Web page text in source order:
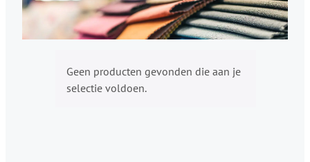
Geen producten gevonden die aan je
selectie voldoen.